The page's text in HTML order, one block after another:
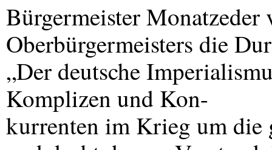
Bürgermeister
Oberbürgermeisters die
„Der deutsche
Komplizen und Kon-
kurrenten im Krieg um